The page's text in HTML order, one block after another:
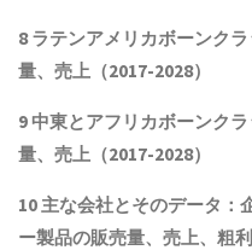
8 ラテンアメリカボーンク
量、売上（2017-2028）
9 中東とアフリカボーンク
量、売上（2017-2028）
10 主な会社とそのデータ ：
ー製品の販売量、売上、粗